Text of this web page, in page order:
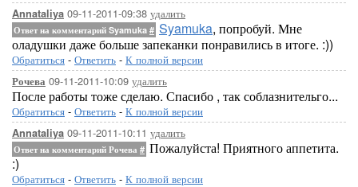
Annataliya 09-11-2011-09:38 удалить
Ответ на комментарий Syamuka # Syamuka, попробуй. Мне
оладушки даже больше запеканки понравились в итоге. :))
Обратиться - Ответить - К полной версии
Рочева 09-11-2011-10:09 удалить
После работы тоже сделаю. Спасибо , так соблазнительго...
Обратиться - Ответить - К полной версии
Annataliya 09-11-2011-10:11 удалить
Ответ на комментарий Рочева # Пожалуйста! Приятного аппетита.
:)
Обратиться - Ответить - К полной версии